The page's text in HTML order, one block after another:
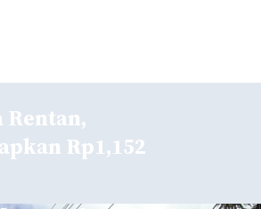
Rentan,
Rp1,152